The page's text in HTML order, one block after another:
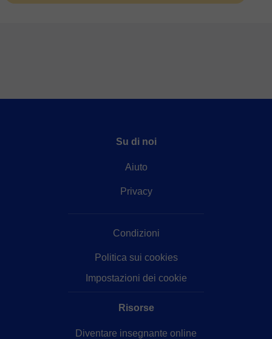
Su di noi
Aiuto
Privacy
Condizioni
Politica sui cookies
Impostazioni dei cookie
Risorse
Diventare insegnante online